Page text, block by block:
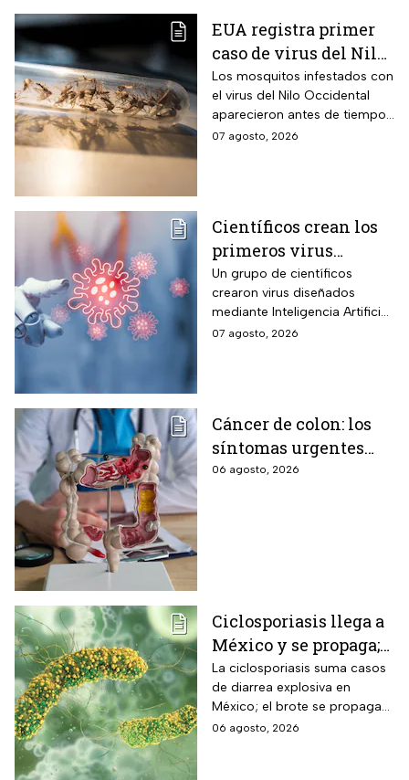
EUA registra primer
caso de virus del Nilo
Occidental de 2026
Los mosquitos infestados con
el virus del Nilo Occidental
aparecieron antes de tiempo
en EUA; ya se registró el
07 agosto, 2026
Científicos crean los
primeros virus
diseñados por la IA,
¿son peligrosos para
los humanos?
Un grupo de científicos
crearon virus diseñados
mediante Inteligencia Artificial
pero se han encendido las
07 agosto, 2026
Cáncer de colon: los
síntomas urgentes
que te advierten que
06 agosto, 2026
Ciclosporiasis llega a
México y se propaga;
activan protocolos
para revisar frutas y
verduras
La ciclosporiasis suma casos
de diarrea explosiva en
México; el brote se propaga
en el territorio nacional
06 agosto, 2026